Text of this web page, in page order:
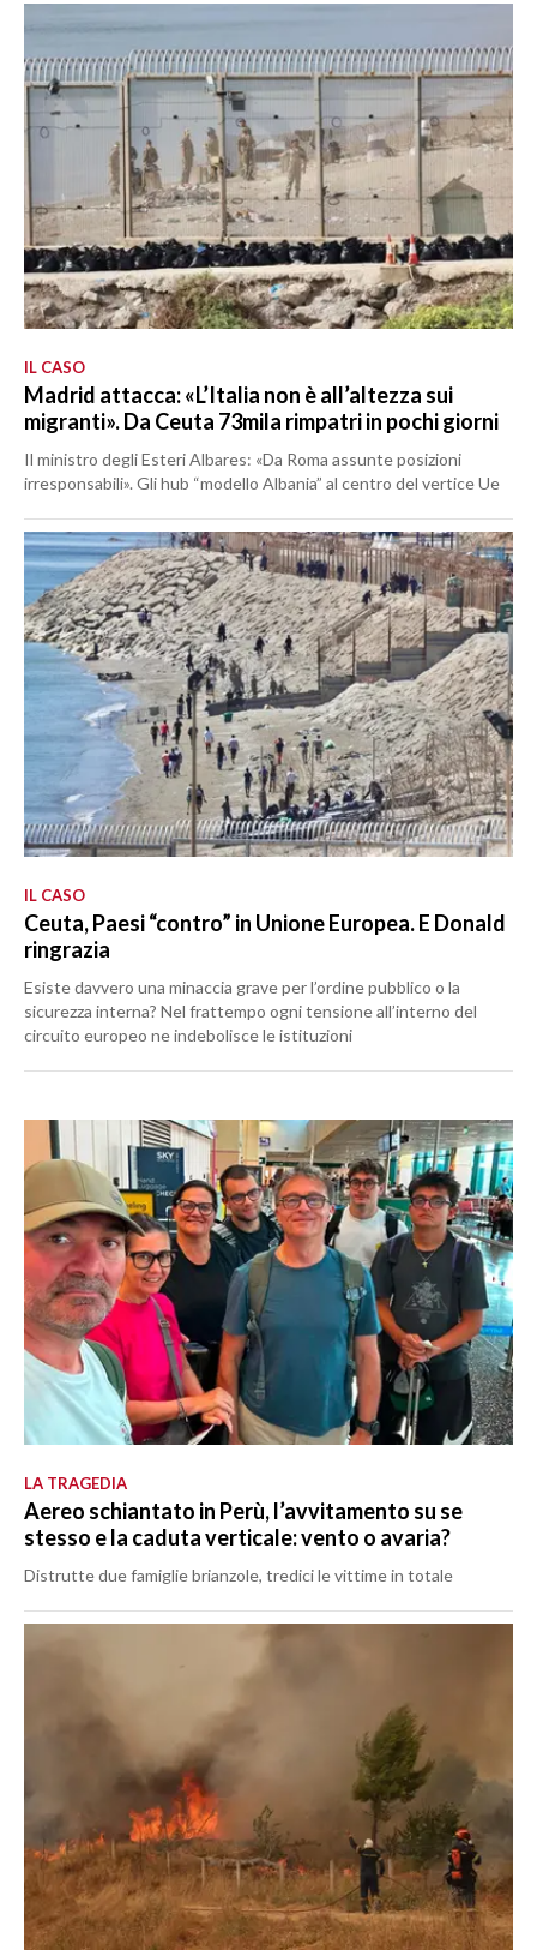
IL CASO
Madrid attacca: «L’Italia non è all’altezza sui
migranti». Da Ceuta 73mila rimpatri in pochi giorni
Il ministro degli Esteri Albares: «Da Roma assunte posizioni
irresponsabili». Gli hub “modello Albania” al centro del vertice Ue
IL CASO
Ceuta, Paesi “contro” in Unione Europea. E Donald
ringrazia
Esiste davvero una minaccia grave per l’ordine pubblico o la
sicurezza interna? Nel frattempo ogni tensione all’interno del
circuito europeo ne indebolisce le istituzioni
LA TRAGEDIA
Aereo schiantato in Perù, l’avvitamento su se
stesso e la caduta verticale: vento o avaria?
Distrutte due famiglie brianzole, tredici le vittime in totale